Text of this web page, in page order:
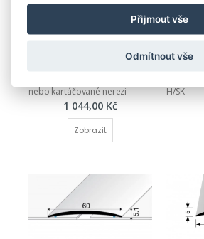
nebo kartáčované nerezi
1 044,00 Kč
Zobrazit
H/SK
Přijmout vše
Odmítnout vše